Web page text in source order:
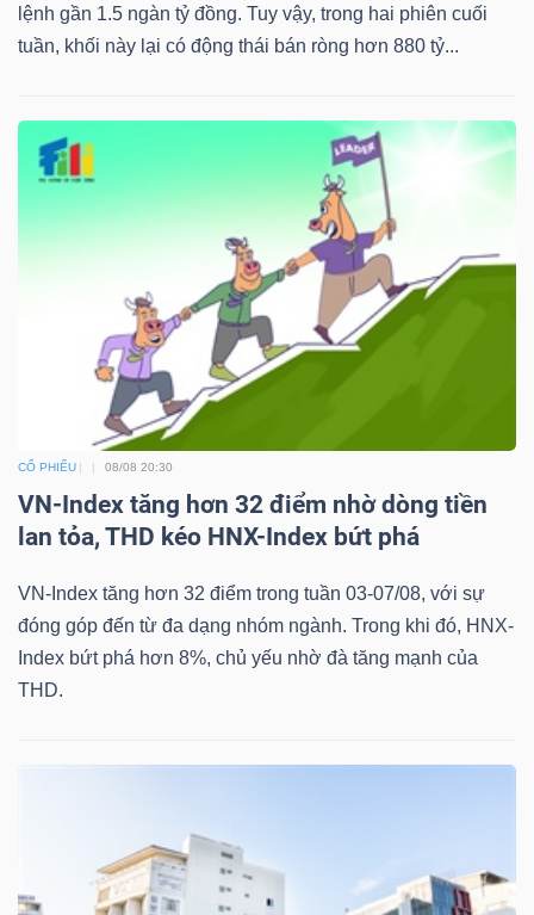
lệnh gần 1.5 ngàn tỷ đồng. Tuy vậy, trong hai phiên cuối
tuần, khối này lại có động thái bán ròng hơn 880 tỷ...
CỔ PHIẾU 08/08 20:30
VN-Index tăng hơn 32 điểm nhờ dòng tiền
lan tỏa, THD kéo HNX-Index bứt phá
VN-Index tăng hơn 32 điểm trong tuần 03-07/08, với sự
đóng góp đến từ đa dạng nhóm ngành. Trong khi đó, HNX-
Index bứt phá hơn 8%, chủ yếu nhờ đà tăng mạnh của
THD.
cụ
đầu
chính